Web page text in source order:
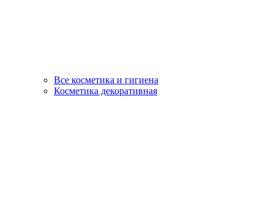
Все косметика и гигиена
Косметика декоративная